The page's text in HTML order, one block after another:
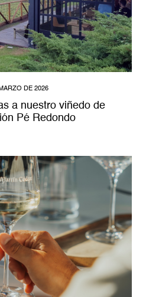
DE 2026
a nuestro viñedo de
Pé Redondo